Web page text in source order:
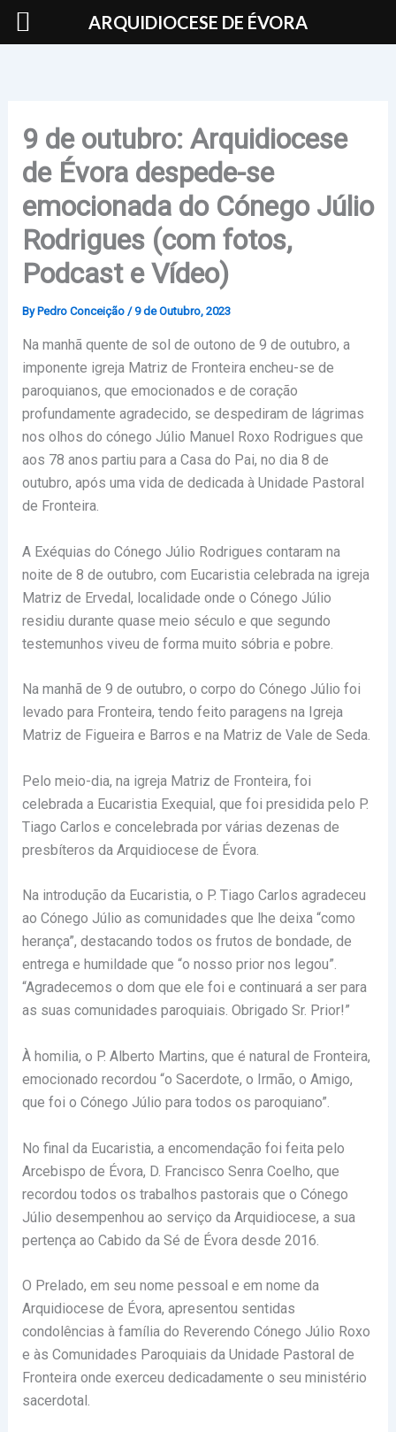
Skip
9 de outubro: Arquidiocese
de Évora despede-se
emocionada do Cónego Júlio
Rodrigues (com fotos,
Podcast e Vídeo)
By Pedro Conceição /9 de Outubro, 2023
Na manhã quente de sol de outono de 9 de outubro, a
imponente igreja Matriz de Fronteira encheu-se de
paroquianos, que emocionados e de coração
profundamente agradecido, se despediram de lágrimas
nos olhos do cónego Júlio Manuel Roxo Rodrigues que
aos 78 anos partiu para a Casa do Pai, no dia 8 de
outubro, após uma vida de dedicada à Unidade Pastoral
de Fronteira.
A Exéquias do Cónego Júlio Rodrigues contaram na
noite de 8 de outubro, com Eucaristia celebrada na igreja
Matriz de Ervedal, localidade onde o Cónego Júlio
residiu durante quase meio século e que segundo
testemunhos viveu de forma muito sóbria e pobre.
Na manhã de 9 de outubro, o corpo do Cónego Júlio foi
levado para Fronteira, tendo feito paragens na Igreja
Matriz de Figueira e Barros e na Matriz de Vale de Seda.
Pelo meio-dia, na igreja Matriz de Fronteira, foi
celebrada a Eucaristia Exequial, que foi presidida pelo P.
Tiago Carlos e concelebrada por várias dezenas de
presbíteros da Arquidiocese de Évora.
Na introdução da Eucaristia, o P. Tiago Carlos agradeceu
ao Cónego Júlio as comunidades que lhe deixa “como
herança”, destacando todos os frutos de bondade, de
entrega e humildade que “o nosso prior nos legou”.
“Agradecemos o dom que ele foi e continuará a ser para
as suas comunidades paroquiais. Obrigado Sr. Prior!”
À homilia, o P. Alberto Martins, que é natural de Fronteira,
emocionado recordou “o Sacerdote, o Irmão, o Amigo,
que foi o Cónego Júlio para todos os paroquiano”.
No final da Eucaristia, a encomendação foi feita pelo
Arcebispo de Évora, D. Francisco Senra Coelho, que
recordou todos os trabalhos pastorais que o Cónego
Júlio desempenhou ao serviço da Arquidiocese, a sua
pertença ao Cabido da Sé de Évora desde 2016.
O Prelado, em seu nome pessoal e em nome da
Arquidiocese de Évora, apresentou sentidas
condolências à família do Reverendo Cónego Júlio Roxo
e às Comunidades Paroquiais da Unidade Pastoral de
Fronteira onde exerceu dedicadamente o seu ministério
sacerdotal.
ARQUIDIOCESE DE ÉVORA